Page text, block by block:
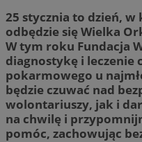
25 stycznia to dzień,
odbędzie się Wielka
W tym roku Fundacja
diagnostykę i leczenie
pokarmowego u
będzie czuwać nad
wolontariuszy, jak i
na chwilę i
pomóc, zachowując